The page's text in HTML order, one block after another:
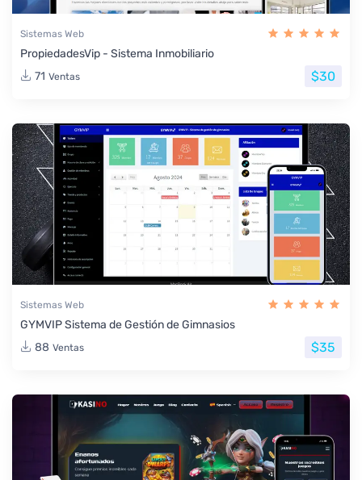
Sistemas Web
PropiedadesVip - Sistema Inmobiliario
71 Ventas $30
Sistemas Web
GYMVIP Sistema de Gestión de Gimnasios
88 Ventas $35